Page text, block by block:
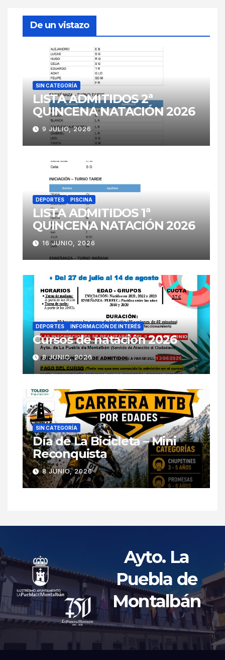
De un vistazo
SIN CATEGORÍA
LISTA ADMITIDOS 2ª
QUINCENA NATACIÓN 2026
9 JULIO, 2026
DEPORTES PISCINA
LISTA ADMITIDOS 1ª
QUINCENA NATACIÓN 2026
16 JUNIO, 2026
DEPORTES INFORMACIÓN DE INTERÉS
Cursos de natación 2026
8 JUNIO, 2026
SIN CATEGORÍA
Día de La Bicicleta – Mini
Reconquista
8 JUNIO, 2026
Ayto. La
Puebla de
Montalbán